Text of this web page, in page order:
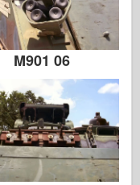
M901 06